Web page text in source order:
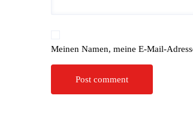
Meinen Namen, meine E-Mail-